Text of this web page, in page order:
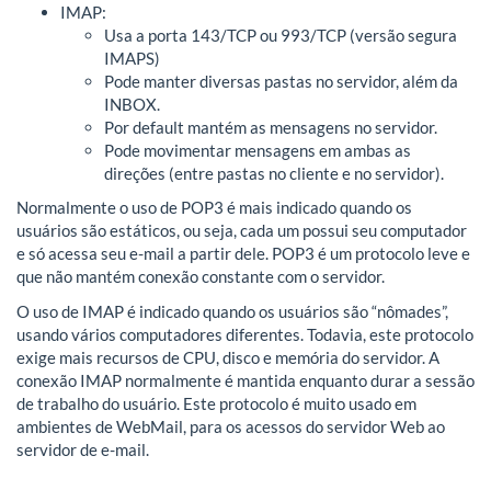
IMAP:
Usa a porta 143/TCP ou 993/TCP (versão segura
IMAPS)
Pode manter diversas pastas no servidor, além da
INBOX.
Por default mantém as mensagens no servidor.
Pode movimentar mensagens em ambas as
direções (entre pastas no cliente e no servidor).
Normalmente o uso de POP3 é mais indicado quando os
usuários são estáticos, ou seja, cada um possui seu computador
e só acessa seu e-mail a partir dele. POP3 é um protocolo leve e
que não mantém conexão constante com o servidor.
O uso de IMAP é indicado quando os usuários são “nômades”,
usando vários computadores diferentes. Todavia, este protocolo
exige mais recursos de CPU, disco e memória do servidor. A
conexão IMAP normalmente é mantida enquanto durar a sessão
de trabalho do usuário. Este protocolo é muito usado em
ambientes de WebMail, para os acessos do servidor Web ao
servidor de e-mail.